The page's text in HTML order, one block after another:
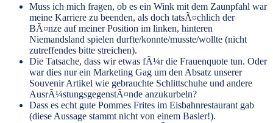
Muss ich mich fragen, ob es ein Wink mit dem Zaunpfahl war
meine Karriere zu beenden, als doch tatsÃ¤chlich der
BÃ¤nze auf meiner Position im linken, hinteren
Niemandsland spielen durfte/konnte/musste/wollte (nicht
zutreffendes bitte streichen).
Die Tatsache, dass wir etwas fÃ¼r die Frauenquote tun. Oder
war dies nur ein Marketing Gag um den Absatz unserer
Souvenir Artikel wie gebrauchte Schlittschuhe und andere
AusrÃ¼stungsgegenstÃ¤nde anzukurbeln?
Dass es echt gute Pommes Frites im Eisbahnrestaurant gab
(diese Aussage stammt nicht von einem Basler!).